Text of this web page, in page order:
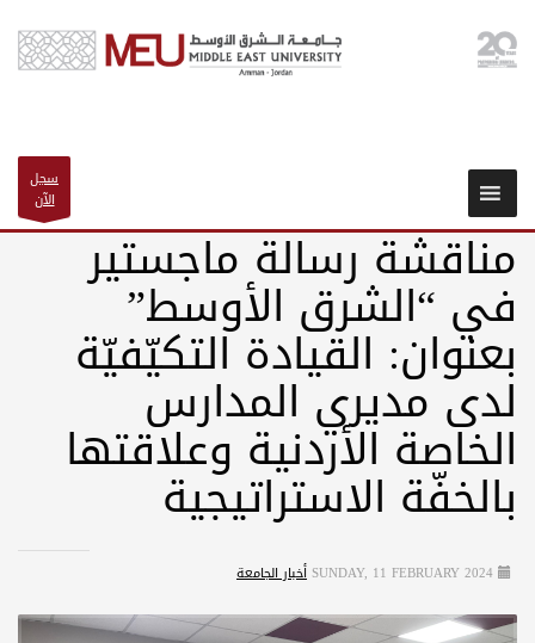
سجل
الآن
مناقشة رسالة ماجستير
في “الشرق الأوسط”
بعنوان: القيادة التكيّفيّة
لدى مديري المدارس
الخاصة الأردنية وعلاقتها
بالخفّة الاستراتيجية
SUNDAY, 11 FEBRUARY 2024 أخبار الجامعة